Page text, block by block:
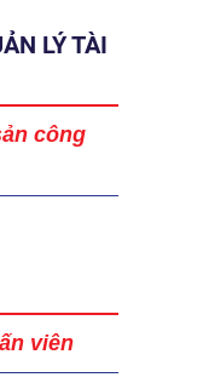
LÝ TÀI
công
viên